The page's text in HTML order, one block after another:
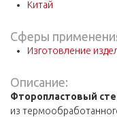
Китай
Сферы
Изготовление
Описание:
Фторопластовый
из